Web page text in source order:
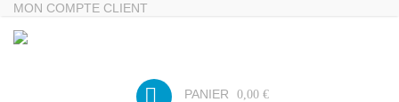
MON COMPTE CLIENT
PANIER 0,00 €